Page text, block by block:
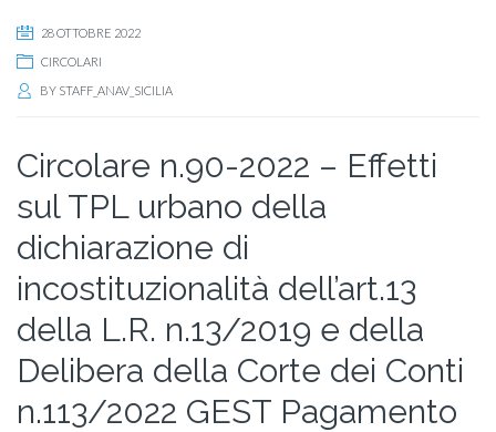
28 OTTOBRE 2022
CIRCOLARI
BY STAFF_ANAV_SICILIA
Circolare n.90-2022 – Effetti
sul TPL urbano della
dichiarazione di
incostituzionalità dell’art.13
della L.R. n.13/2019 e della
Delibera della Corte dei Conti
n.113/2022 GEST Pagamento